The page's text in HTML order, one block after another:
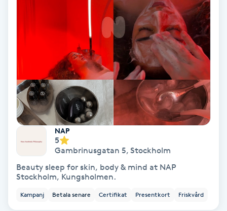
Skinbooster
Sklerosering
Skoinlägg
Skägg
Skäggfärgning
Skäggklippning
Skäggtrimmning
NAP
5
Gambrinusgatan 5, Stockholm
Beauty sleep for skin, body & mind at NAP
Stockholm, Kungsholmen.
Kampanj Betala senare Certifikat Presentkort Friskvård